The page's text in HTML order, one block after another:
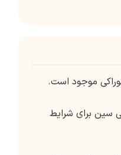
موجود است.
سین برای شرایط